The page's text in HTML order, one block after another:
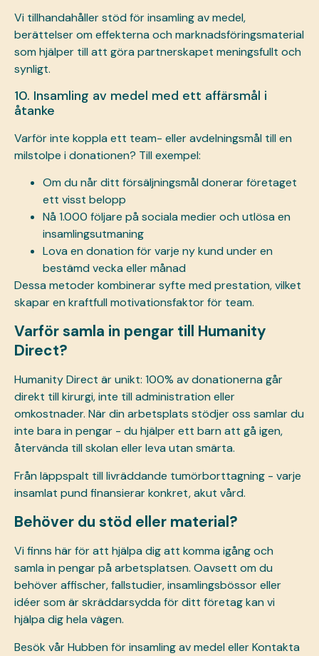
Vi tillhandahåller stöd för insamling av medel,
berättelser om effekterna och marknadsföringsmaterial
som hjälper till att göra partnerskapet meningsfullt och
synligt.
10. Insamling av medel med ett affärsmål i
åtanke
Varför inte koppla ett team- eller avdelningsmål till en
milstolpe i donationen? Till exempel:
Om du når ditt försäljningsmål donerar företaget
ett visst belopp
Nå 1.000 följare på sociala medier och utlösa en
insamlingsutmaning
Lova en donation för varje ny kund under en
bestämd vecka eller månad
Dessa metoder kombinerar syfte med prestation, vilket
skapar en kraftfull motivationsfaktor för team.
Varför samla in pengar till Humanity
Direct?
Humanity Direct är unikt: 100% av donationerna går
direkt till kirurgi, inte till administration eller
omkostnader. När din arbetsplats stödjer oss samlar du
inte bara in pengar - du hjälper ett barn att gå igen,
återvända till skolan eller leva utan smärta.
Från läppspalt till livräddande tumörborttagning - varje
insamlat pund finansierar konkret, akut vård.
Behöver du stöd eller material?
Vi finns här för att hjälpa dig att komma igång och
samla in pengar på arbetsplatsen. Oavsett om du
behöver affischer, fallstudier, insamlingsbössor eller
idéer som är skräddarsydda för ditt företag kan vi
hjälpa dig hela vägen.
Besök vårHubben för insamling av medelellerKontakta